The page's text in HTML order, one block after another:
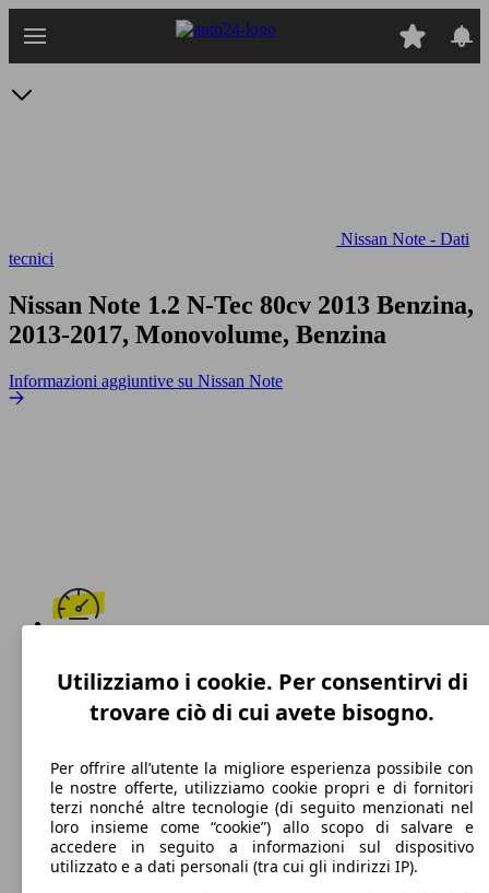
Nissan Note - Dati
tecnici
Nissan Note 1.2 N-Tec 80cv 2013 Benzina,
2013-2017, Monovolume, Benzina
Informazioni aggiuntive su Nissan Note
Benzina
Carburante
Utilizziamo i cookie. Per consentirvi di
trovare ciò di cui avete bisogno.
Per offrire all’utente la migliore esperienza possibile con
le nostre offerte, utilizziamo cookie propri e di fornitori
terzi nonché altre tecnologie (di seguito menzionati nel
loro insieme come “cookie”) allo scopo di salvare e
accedere in seguito a informazioni sul dispositivo
utilizzato e a dati personali (tra cui gli indirizzi IP).